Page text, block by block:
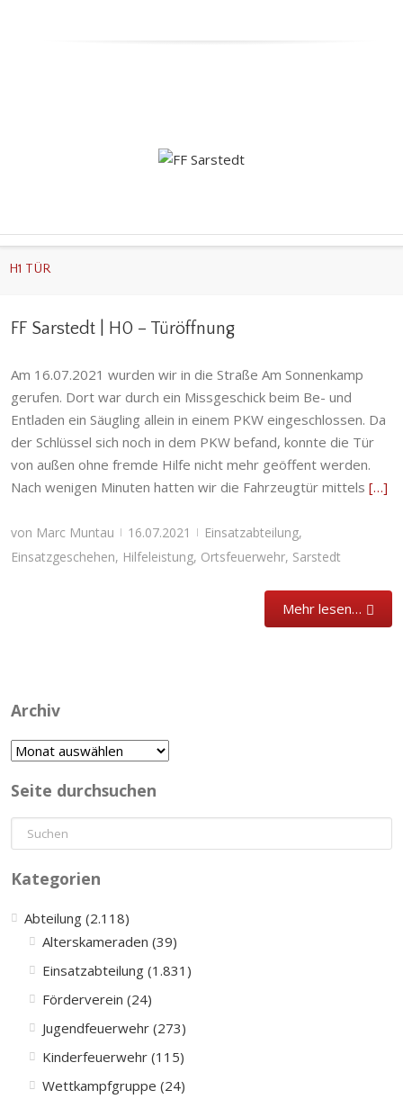
H1 TÜR
FF Sarstedt | H0 – Türöffnung
Am 16.07.2021 wurden wir in die Straße Am Sonnenkamp
gerufen. Dort war durch ein Missgeschick beim Be- und
Entladen ein Säugling allein in einem PKW eingeschlossen. Da
der Schlüssel sich noch in dem PKW befand, konnte die Tür
von außen ohne fremde Hilfe nicht mehr geöffent werden.
Nach wenigen Minuten hatten wir die Fahrzeugtür mittels […]
von Marc Muntau | 16.07.2021 | Einsatzabteilung,
Einsatzgeschehen, Hilfeleistung, Ortsfeuerwehr, Sarstedt
Mehr lesen…
Archiv
Archiv
Seite durchsuchen
Kategorien
Abteilung (2.118)
Alterskameraden (39)
Einsatzabteilung (1.831)
Förderverein (24)
Jugendfeuerwehr (273)
Kinderfeuerwehr (115)
Wettkampfgruppe (24)